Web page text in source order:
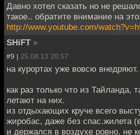
Давно хотел сказать но не
такое.. обратите внимание на
http://www.youtube.com/
SHiFT »
#9 | 25.08.13 20:57
на курортах уже вовсю внедряют.
как раз только что из Тайланда,
летают на них.
из отдыхающих круче всего
жиробас, даже без спас.жилета
и держался в воздухе ровно, не